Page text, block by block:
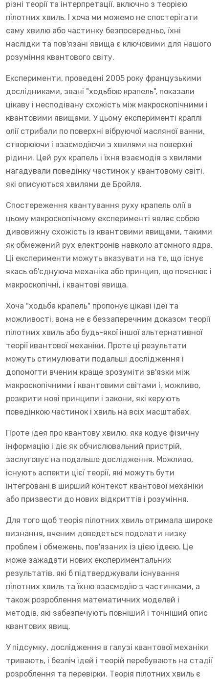
різні теорії та інтерпретації, включно з теорією
пілотних хвиль. І хоча ми можемо не спостерігати
саму хвилю або частинку безпосередньо, їхні
наслідки та пов'язані явища є ключовими для нашого
розуміння квантового світу.
Експерименти, проведені 2005 року французькими
дослідниками, звані "ходьбою крапель", показали
цікаву і несподівану схожість між макроскопічними і
квантовими явищами. У цьому експерименті краплі
олії стрибали по поверхні вібруючої масляної ванни,
створюючи і взаємодіючи з хвилями на поверхні
рідини. Цей рух крапель і їхня взаємодія з хвилями
нагадували поведінку частинок у квантовому світі,
які описуються хвилями де Бройля.
Спостереження квантування руху крапель олії в
цьому макроскопічному експерименті являє собою
дивовижну схожість із квантовими явищами, такими
як обмежений рух електронів навколо атомного ядра.
Ці експерименти можуть вказувати на те, що існує
якась об'єднуюча механіка або принцип, що пояснює і
макроскопічні, і квантові явища.
Хоча "ходьба крапель" пропонує цікаві ідеї та
можливості, вона не є беззаперечним доказом теорії
пілотних хвиль або будь-якої іншої альтернативної
теорії квантової механіки. Проте ці результати
можуть стимулювати подальші дослідження і
допомогти вченим краще зрозуміти зв'язки між
макроскопічними і квантовими світами і, можливо,
розкрити нові принципи і закони, які керують
поведінкою частинок і хвиль на всіх масштабах.
Проте ідея про квантову хвилю, яка кодує фізичну
інформацію і діє як обчислювальний пристрій,
заслуговує на подальше дослідження. Можливо,
існують аспекти цієї теорії, які можуть бути
інтегровані в ширший контекст квантової механіки
або призвести до нових відкриттів і розуміння.
Для того щоб теорія пілотних хвиль отримала широке
визнання, вченим доведеться подолати низку
проблем і обмежень, пов'язаних із цією ідеєю. Це
може зажадати нових експериментальних
результатів, які б підтверджували існування
пілотних хвиль та їхню взаємодію з частинками, а
також розроблення математичних моделей і
методів, які забезпечують повніший і точніший опис
квантових явищ.
У підсумку, дослідження в галузі квантової механіки
тривають, і безліч ідей і теорій перебувають на стадії
розроблення та перевірки. Теорія пілотних хвиль є